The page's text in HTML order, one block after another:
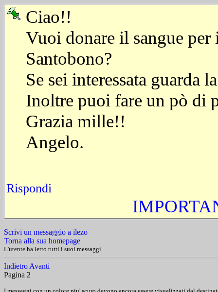
Ciao!!
Vuoi donare il sangue
Santobono?
Se sei interessata guarda
Inoltre puoi fare un pò di
Grazia mille!!
Angelo.
Rispondi
Scrivi un messaggio a ilezo
Torna alla sua homepage
L'utente ha letto tutti i suoi messaggi
Indietro Avanti
Pagina 2